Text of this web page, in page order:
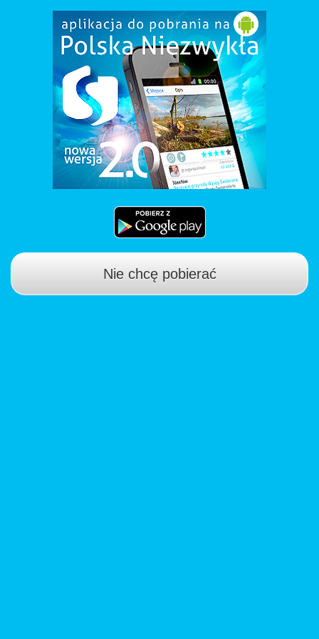
Nie chcę pobierać